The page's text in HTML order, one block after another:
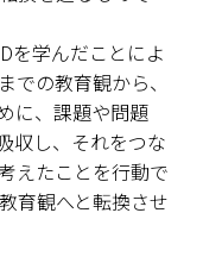
を学んだことによ
での教育観から、
に、課題や問題
収し、それをつな
えたことを行動で
育観へと転換させ